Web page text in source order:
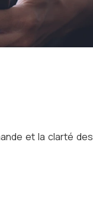
et la clarté des